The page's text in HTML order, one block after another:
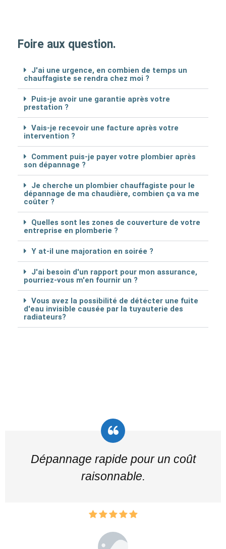
Foire aux question.
J'ai une urgence, en combien de temps un
chauffagiste se rendra chez moi ?
Puis-je avoir une garantie après votre
prestation ?
Vais-je recevoir une facture après votre
intervention ?
Comment puis-je payer votre plombier après
son dépannage ?
Je cherche un plombier chauffagiste pour le
dépannage de ma chaudière, combien ça va me
coûter ?
Quelles sont les zones de couverture de votre
entreprise en plomberie ?
Y at-il une majoration en soirée ?
J'ai besoin d'un rapport pour mon assurance,
pourriez-vous m'en fournir un ?
Vous avez la possibilité de détécter une fuite
d'eau invisible causée par la tuyauterie des
radiateurs?
Dépannage rapide pour un coût
raisonnable.